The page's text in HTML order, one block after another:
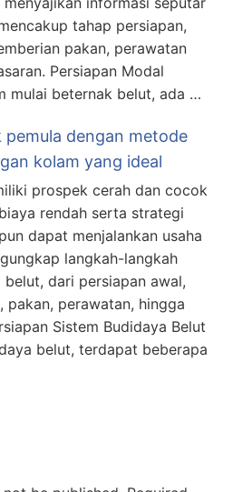
tahap persiapan,
pakan, perawatan
Persiapan Modal
mulai beternak belut, ada …
dengan metode
kolam yang ideal
prospek cerah dan cocok
rendah serta strategi
dapat menjalankan usaha
langkah-langkah
dari persiapan awal,
pakan, perawatan, hingga
Sistem Budidaya Belut
belut, terdapat beberapa